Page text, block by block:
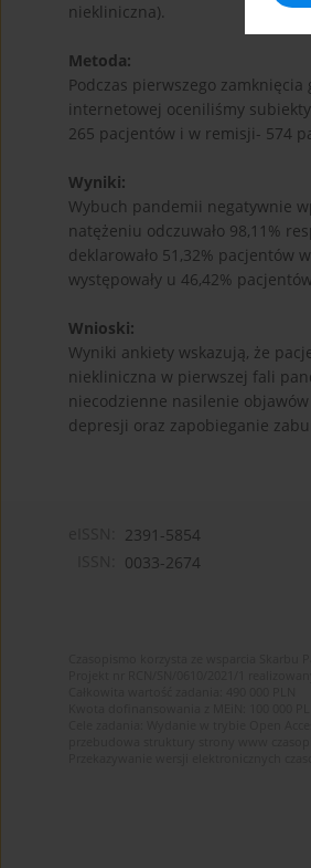
niekliniczna).
Metoda:
Podczas pierwszego
internetowej oceniliśmy
265 pacjentów i w remisji- 574
Wyniki:
Wybuch pandemii negatywnie
natężeniu odczuwało 98,11%
deklarowało 51,32% pacjentów
występowały u 46,42%
Wnioski:
Wyniki ankiety wskazują, że
niekliniczna w pierwszej fali
niecodzienne nasilenie
depresji oraz zapobieganie
2391-5854
0033-2674